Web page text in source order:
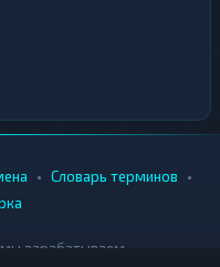
• Словарь терминов •
зарабатываем